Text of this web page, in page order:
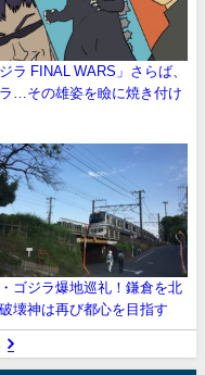
ジラ FINAL WARS」さらば、
…その雄姿を瞼に焼き付け
ゴジラ爆地巡礼！鎌倉を北
破壊神は再び都心を目指す